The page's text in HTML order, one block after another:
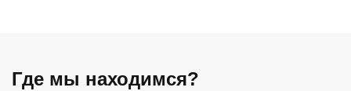
Где мы находимся?